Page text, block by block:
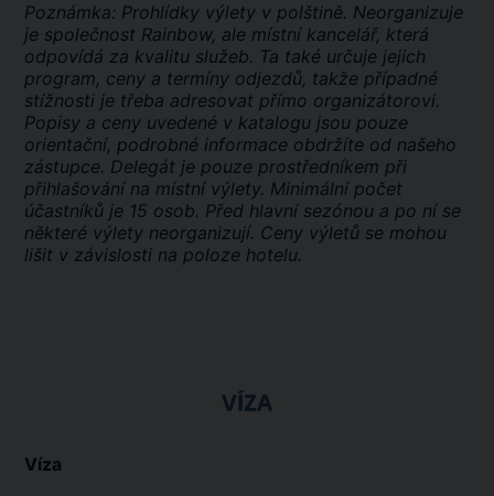
Poznámka: Prohlídky výlety v polštině. Neorganizuje
je společnost Rainbow, ale místní kancelář, která
odpovídá za kvalitu služeb. Ta také určuje jejich
program, ceny a termíny odjezdů, takže případné
stížnosti je třeba adresovat přímo organizátorovi.
Popisy a ceny uvedené v katalogu jsou pouze
orientační, podrobné informace obdržíte od našeho
zástupce. Delegát je pouze prostředníkem při
přihlašování na místní výlety. Minimální počet
účastníků je 15 osob. Před hlavní sezónou a po ní se
některé výlety neorganizují. Ceny výletů se mohou
lišit v závislosti na poloze hotelu.
VÍZA
Víza